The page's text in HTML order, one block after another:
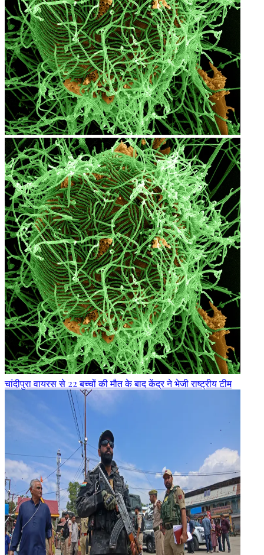
चांदीपुरा वायरस से 22 बच्चों की मौत के बाद केंद्र ने भेजी राष्ट्रीय टीम